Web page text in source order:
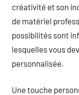
créativité et son
de matériel
possibilités sont
lesquelles vous
personnalisée.
Une touche